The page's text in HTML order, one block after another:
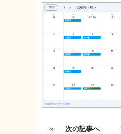
« 次の記事へ